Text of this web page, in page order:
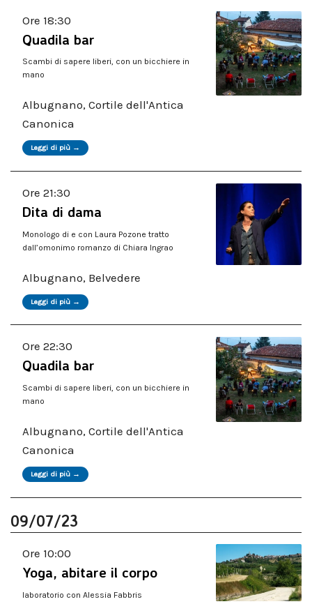
Ore 18:30
Quadila bar
Scambi di sapere liberi, con un bicchiere in
mano
Albugnano, Cortile dell'Antica
Canonica
Leggi di più →
Ore 21:30
Dita di dama
Monologo di e con Laura Pozone tratto
dall’omonimo romanzo di Chiara Ingrao
Albugnano, Belvedere
Leggi di più →
Ore 22:30
Quadila bar
Scambi di sapere liberi, con un bicchiere in
mano
Albugnano, Cortile dell'Antica
Canonica
Leggi di più →
09/07/23
Ore 10:00
Yoga, abitare il corpo
laboratorio con Alessia Fabbris